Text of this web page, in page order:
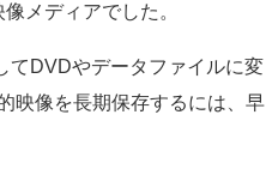
メディアでした。
てDVDやデータファイルに変
映像を長期保存するには、早